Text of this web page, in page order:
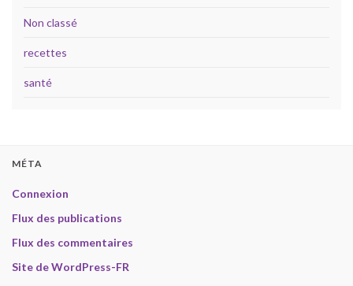
Non classé
recettes
santé
MÉTA
Connexion
Flux des publications
Flux des commentaires
Site de WordPress-FR